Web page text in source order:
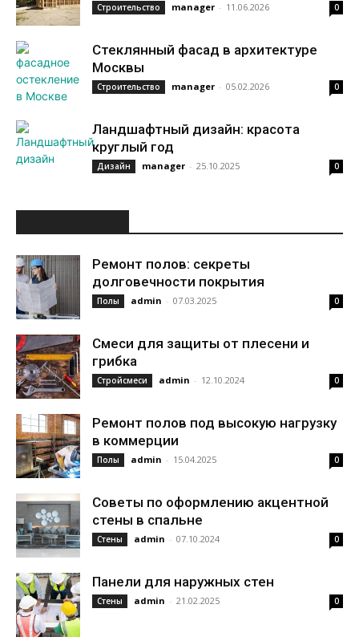
Строительство manager - 11.06.2026 0
Стеклянный фасад в архитектуре
Москвы
Строительство manager - 05.02.2026 0
Ландшафтный дизайн: красота
круглый год
Дизайн manager - 25.10.2025 0
Ремонт полов: секреты
долговечности покрытия
Полы admin - 07.03.2025 0
Смеси для защиты от плесени и
грибка
Стройсмеси admin - 12.10.2024 0
Ремонт полов под высокую нагрузку
в коммерции
Полы admin - 15.04.2025 0
Советы по оформлению акцентной
стены в спальне
Стены admin - 07.10.2024 0
Панели для наружных стен
Стены admin - 21.02.2025 0